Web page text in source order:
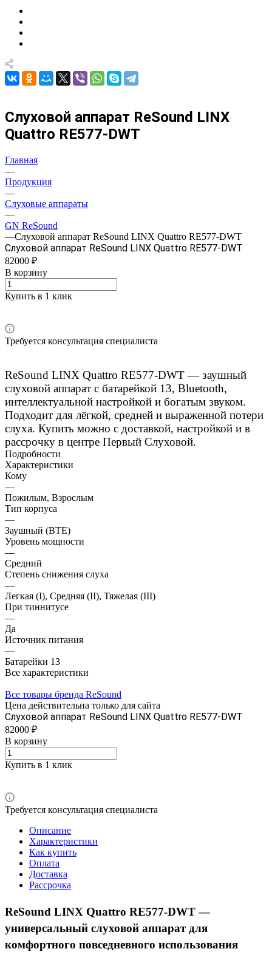
Слуховой аппарат ReSound LINX
Quattro RE577-DWT
Главная
—
Продукция
—
Слуховые аппараты
—
GN ReSound
—Слуховой аппарат ReSound LINX Quattro RE577-DWT
Слуховой аппарат ReSound LINX Quattro RE577-DWT
82000 ₽
В корзину
Купить в 1 клик
Требуется консультация специалиста
ReSound LINX Quattro RE577-DWT — заушный
слуховой аппарат с батарейкой 13, Bluetooth,
интеллектуальной настройкой и богатым звуком.
Подходит для лёгкой, средней и выраженной потери
слуха. Купить можно с доставкой, настройкой и в
рассрочку в центре Первый Слуховой.
Подробности
Характеристики
Кому
—
Пожилым, Взрослым
Тип корпуса
—
Заушный (BTE)
Уровень мощности
—
Средний
Степень снижения слуха
—
Легкая (I), Средняя (II), Тяжелая (III)
При тиннитусе
—
Да
Источник питания
—
Батарейки 13
Все характеристики
Все товары бренда ReSound
Цена действительна только для сайта
Слуховой аппарат ReSound LINX Quattro RE577-DWT
82000 ₽
В корзину
Купить в 1 клик
Требуется консультация специалиста
Описание
Характеристики
Как купить
Оплата
Доставка
Рассрочка
ReSound LINX Quattro RE577-DWT —
универсальный слуховой аппарат для
комфортного повседневного использования